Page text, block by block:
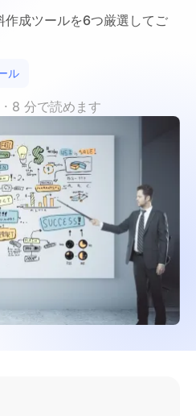
成ツールを6つ厳選してご
ル
· 8 分で読めます